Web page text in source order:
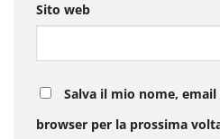
Sito web
Salva il mio nome,
browser per la prossima